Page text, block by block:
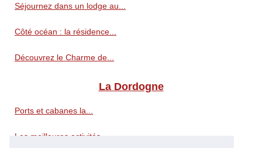
Séjournez dans un lodge au...
Côté océan : la résidence...
Découvrez le Charme de...
La Dordogne
Ports et cabanes la...
Les meilleures activités...